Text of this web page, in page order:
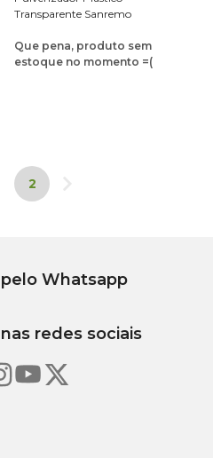
Transparente Sanremo
Que pena, produto sem
estoque no momento =(
2
Whatsapp
redes sociais